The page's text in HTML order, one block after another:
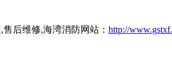
后维修,海湾消防网站： http://